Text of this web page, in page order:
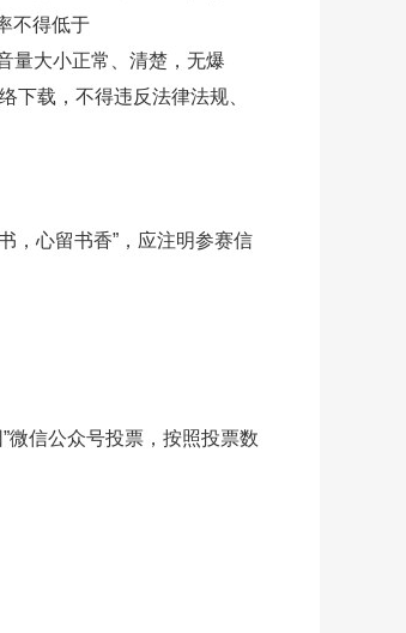
不得低于
量大小正常、清楚，无爆
下载，不得违反法律法规、
，心留书香”，应注明参赛信
”微信公众号投票，按照投票数